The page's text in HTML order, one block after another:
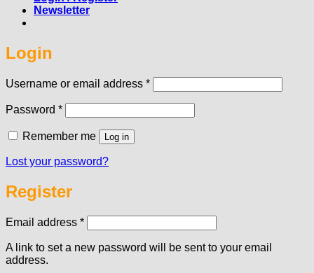
Newsletter
Login
Username or email address *Required
Password *Required
Remember me Log in
Lost your password?
Register
Email address *Required
A link to set a new password will be sent to your email
address.